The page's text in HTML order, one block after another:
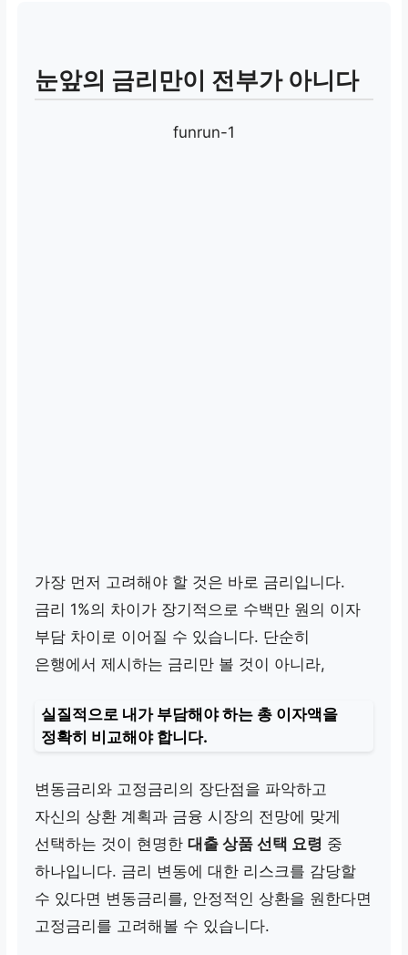
눈앞의 금리만이 전부가 아니다
funrun-1
가장 먼저 고려해야 할 것은 바로 금리입니다.
금리 1%의 차이가 장기적으로 수백만 원의 이자
부담 차이로 이어질 수 있습니다. 단순히
은행에서 제시하는 금리만 볼 것이 아니라,
실질적으로 내가 부담해야 하는 총 이자액을
정확히 비교해야 합니다.
변동금리와 고정금리의 장단점을 파악하고
자신의 상환 계획과 금융 시장의 전망에 맞게
선택하는 것이 현명한대출 상품 선택 요령 중
하나입니다. 금리 변동에 대한 리스크를 감당할
수 있다면 변동금리를, 안정적인 상환을 원한다면
고정금리를 고려해볼 수 있습니다.